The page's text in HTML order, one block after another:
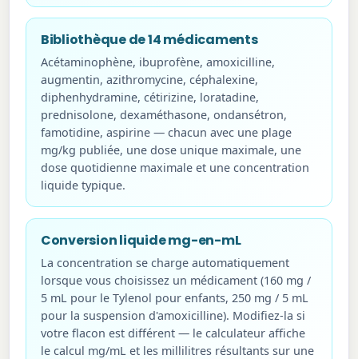
Bibliothèque de 14 médicaments
Acétaminophène, ibuprofène, amoxicilline,
augmentin, azithromycine, céphalexine,
diphenhydramine, cétirizine, loratadine,
prednisolone, dexaméthasone, ondansétron,
famotidine, aspirine — chacun avec une plage
mg/kg publiée, une dose unique maximale, une
dose quotidienne maximale et une concentration
liquide typique.
Conversion liquide mg-en-mL
La concentration se charge automatiquement
lorsque vous choisissez un médicament (160 mg /
5 mL pour le Tylenol pour enfants, 250 mg / 5 mL
pour la suspension d'amoxicilline). Modifiez-la si
votre flacon est différent — le calculateur affiche
le calcul mg/mL et les millilitres résultants sur une